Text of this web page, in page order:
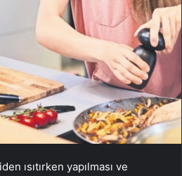
ısıtırken yapılması ve